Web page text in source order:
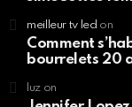
meilleur tv led on
Comment
bourrelets 20
luzon